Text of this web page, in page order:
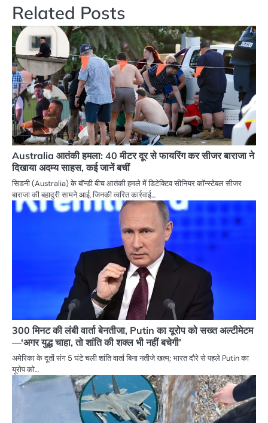
Related Posts
Australia आतंकी हमला: 40 मीटर दूर से फायरिंग कर सीजर बाराजा ने
दिखाया अदम्य साहस, कई जानें बचीं
सिडनी (Australia) के बॉन्डी बीच आतंकी हमले में डिटेक्टिव सीनियर कॉन्स्टेबल सीजर
बाराजा की बहादुरी सामने आई, जिनकी त्वरित कार्रवाई…
300 मिनट की लंबी वार्ता बेनतीजा, Putin का यूरोप को सख्त अल्टीमेटम
—‘अगर युद्ध चाहा, तो शांति की शक्ल भी नहीं बचेगी’
अमेरिका के दूतों संग 5 घंटे चली शांति वार्ता बिना नतीजे खत्म; भारत दौरे से पहले Putin का
यूरोप को…